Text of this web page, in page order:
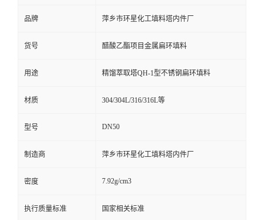
品牌 萍乡市环星化工填料塔内件厂
货号 醋酸乙酯项目金属扁环填料
用途 精馏萃取塔QH-1型不锈钢扁环填料
材质 304/304L/316/316L等
型号 DN50
制造商 萍乡市环星化工填料塔内件厂
密度 7.92g/cm3
执行质量标准 国家相关标准